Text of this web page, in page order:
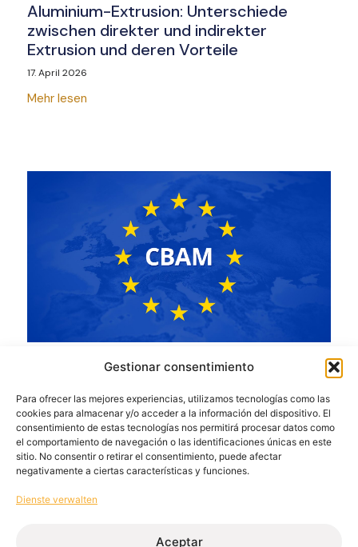
Gestionar consentimiento
Para ofrecer las mejores experiencias, utilizamos tecnologías como las
cookies para almacenar y/o acceder a la información del dispositivo. El
consentimiento de estas tecnologías nos permitirá procesar datos como
el comportamiento de navegación o las identificaciones únicas en este
sitio. No consentir o retirar el consentimiento, puede afectar
negativamente a ciertas características y funciones.
Dienste verwalten
Aceptar
Aluminium-Extrusion: Unterschiede
zwischen direkter und indirekter
Extrusion und deren Vorteile
17. April 2026
Mehr lesen
CBAM: Aluminiumimporte in Europa
6. Februar 2026
Mehr lesen